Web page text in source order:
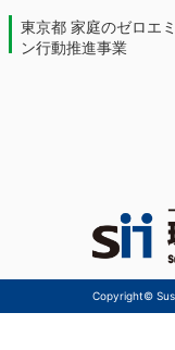
東京都 家庭のゼロエ
ン行動推進事業
Copyright©